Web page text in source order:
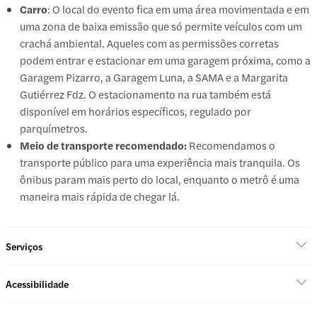
Carro: O local do evento fica em uma área movimentada e em
uma zona de baixa emissão que só permite veículos com um
crachá ambiental. Aqueles com as permissões corretas
podem entrar e estacionar em uma garagem próxima, como a
Garagem Pizarro, a Garagem Luna, a SAMA e a Margarita
Gutiérrez Fdz. O estacionamento na rua também está
disponível em horários específicos, regulado por
parquímetros.
Meio de transporte recomendado: Recomendamos o
transporte público para uma experiência mais tranquila. Os
ônibus param mais perto do local, enquanto o metrô é uma
maneira mais rápida de chegar lá.
Serviços
Acessibilidade